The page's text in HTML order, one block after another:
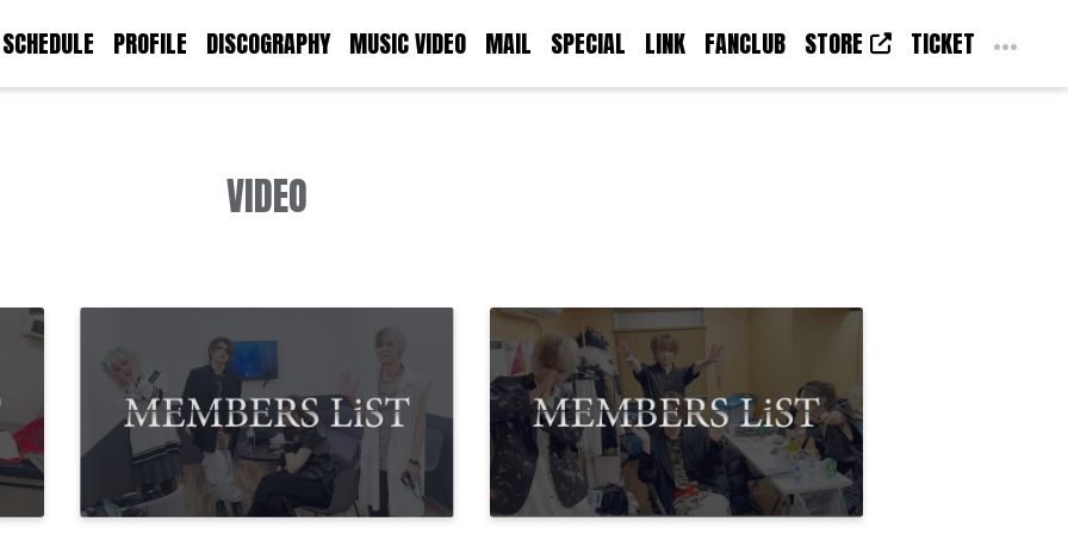
SCHEDULE PROFILE DISCOGRAPHY MUSIC VIDEO MAIL SPECIAL LINK FANCLUB STORE TICKET
VIDEO